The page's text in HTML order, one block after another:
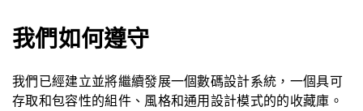
我們如何遵守
我們已經建立並將繼續發展一個數碼設計系統，一個具可
存取和包容性的組件、風格和通用設計模式的的收藏庫。